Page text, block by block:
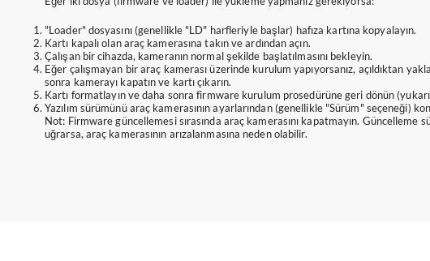
"Loader" dosyasını (genellikle "LD" harfleriyle başlar) hafıza kartına kopyalayın.
Kartı kapalı olan araç kamerasına takın ve ardından açın.
Çalışan bir cihazda, kameranın normal şekilde başlatılmasını bekleyin.
Eğer çalışmayan bir araç kamerası üzerinde kurulum yapıyorsanız, açıldıktan
sonra kamerayı kapatın ve kartı çıkarın.
Kartı formatlayın ve daha sonra firmware kurulum prosedürüne geri dönün
Yazılım sürümünü araç kamerasının ayarlarından (genellikle "Sürüm" seçeneği)
Not: Firmware güncellemesi sırasında araç kamerasını kapatmayın. Güncelleme
uğrarsa, araç kamerasının arızalanmasına neden olabilir.